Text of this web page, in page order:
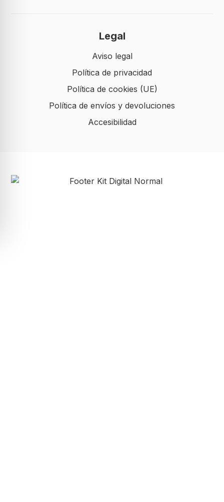
Legal
Aviso legal
Política de privacidad
Política de cookies (UE)
Política de envíos y devoluciones
Accesibilidad